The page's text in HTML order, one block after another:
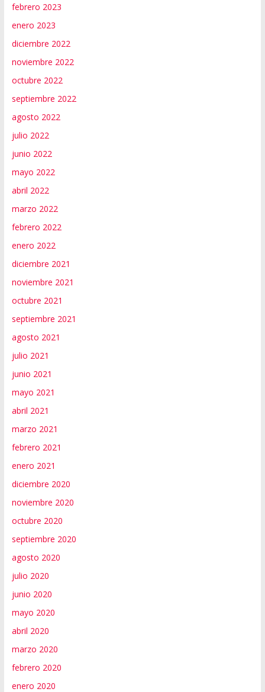
febrero 2023
enero 2023
diciembre 2022
noviembre 2022
octubre 2022
septiembre 2022
agosto 2022
julio 2022
junio 2022
mayo 2022
abril 2022
marzo 2022
febrero 2022
enero 2022
diciembre 2021
noviembre 2021
octubre 2021
septiembre 2021
agosto 2021
julio 2021
junio 2021
mayo 2021
abril 2021
marzo 2021
febrero 2021
enero 2021
diciembre 2020
noviembre 2020
octubre 2020
septiembre 2020
agosto 2020
julio 2020
junio 2020
mayo 2020
abril 2020
marzo 2020
febrero 2020
enero 2020